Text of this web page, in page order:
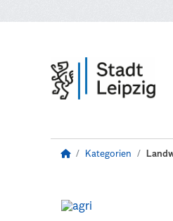
Kategorien